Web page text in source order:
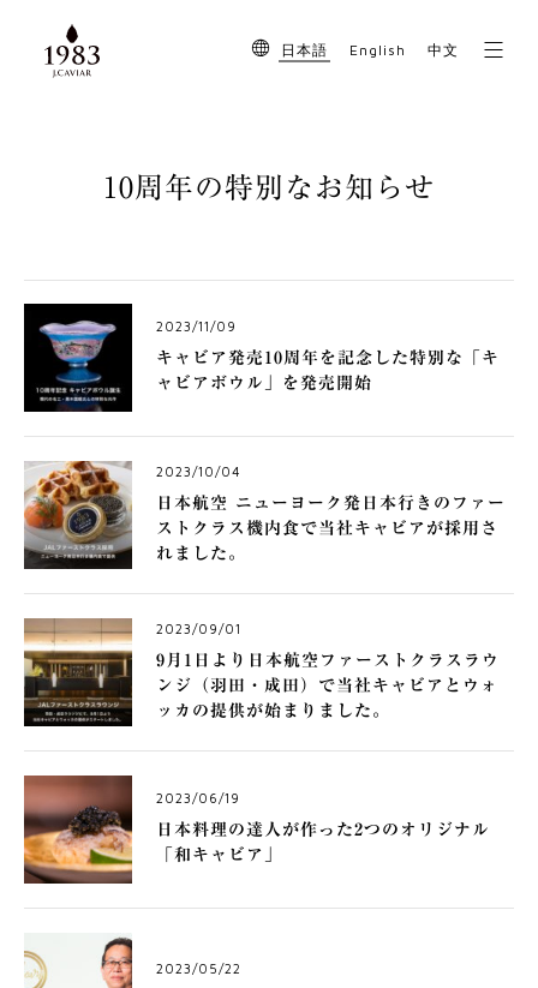
English
日本語 中文
10周年の特別なお知らせ
2023/11/09
キャビア発売10周年を記念した特別な「キ
ャビアボウル」を発売開始
2023/10/04
日本航空 ニューヨーク発日本行きのファー
ストクラス機内食で当社キャビアが採用さ
れました。
2023/09/01
9月1日より日本航空ファーストクラスラウ
ンジ（羽田・成田）で当社キャビアとウォ
ッカの提供が始まりました。
2023/06/19
日本料理の達人が作った2つのオリジナル
「和キャビア」
2023/05/22